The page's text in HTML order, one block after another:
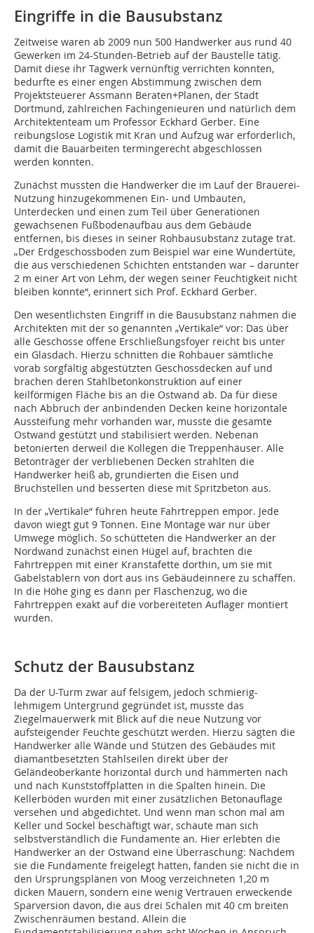
Eingriffe in die Bausubstanz
Zeitweise waren ab 2009 nun 500 Handwerker aus rund 40
Gewerken im 24-Stunden-Betrieb auf der Baustelle tätig.
Damit diese ihr Tagwerk vernünftig verrich­ten konnten,
bedurfte es einer engen Abstimmung zwischen dem
Projektsteuerer Assmann Be­raten+Planen, der Stadt
Dortmund, zahlreichen Fachingenieuren und natürlich dem
Architektenteam um Professor Eckhard Gerber. Eine
reibungslose Logistik mit Kran und Aufzug war erforderlich,
damit die Bauarbeiten termingerecht abgeschlossen
werden konnten.
Zunächst mussten die Handwerker die im Lauf der Brauerei-
Nutzung hinzugekommenen Ein- und Umbauten,
Unterdecken und einen zum Teil über Generationen
gewachsenen Fußbodenaufbau aus dem Gebäude
entfernen, bis dieses in seiner Rohbausubstanz zutage trat.
„Der Erdgeschossboden zum Beispiel war eine Wundertüte,
die aus verschiedenen Schichten entstanden war – darunter
2 m einer Art von Lehm, der wegen seiner Feuchtigkeit nicht
bleiben konnte“, erinnert sich Prof. Eckhard Gerber.
Den wesentlichsten Eingriff in die Bausubstanz nahmen die
Architekten mit der so genannten „Vertikale“ vor: Das über
alle Geschosse offene Erschließungsfoyer reicht bis unter
ein Glasdach. Hierzu schnitten die Rohbauer sämtliche
vorab sorgfältig abgestützten Geschossdecken auf und
brachen deren Stahlbetonkonstruktion auf einer
keilförmigen Fläche bis an die Ostwand ab. Da für diese
nach Abbruch der anbindenden Decken keine horizontale
Aussteifung mehr vorhanden war, musste die gesamte
Ostwand gestützt und stabilisiert werden. Nebenan
betonierten derweil die Kollegen die Treppenhäuser. Alle
Betonträger der verbliebenen Decken strahlten die
Handwerker heiß ab, grundierten die Eisen und
Bruchstellen und besserten diese mit Spritzbeton aus.
In der „Vertikale“ führen heute Fahrtreppen empor. Jede
davon wiegt gut 9 Tonnen. Eine Montage war nur über
Umwege möglich. So schütteten die Handwerker an der
Nordwand zunächst einen Hügel auf, brachten die
Fahrtreppen mit einer Kranstafette dorthin, um sie mit
Gabelstablern von dort aus ins Gebäudeinnere zu schaffen.
In die Höhe ging es dann per Flaschenzug, wo die
Fahrtreppen exakt auf die vorbereiteten Auflager montiert
wurden.
Schutz der Bausubstanz
Da der U-Turm zwar auf felsigem, jedoch schmierig-
lehmigem Untergrund gegründet ist, musste das
Ziegelmauerwerk mit Blick auf die neue Nutzung vor
aufsteigender Feuchte geschützt werden. Hierzu sägten die
Handwerker alle Wände und Stützen des Gebäudes mit
diamantbesetzten Stahlseilen direkt über der
Geländeoberkante horizontal durch und hämmerten nach
und nach Kunststoffplatten in die Spalten hinein. Die
Kellerböden wurden mit einer zusätzlichen Betonauflage
versehen und abgedichtet. Und wenn man schon mal am
Keller und Sockel beschäftigt war, schaute man sich
selbstverständlich die Fundamente an. Hier erlebten die
Handwerker an der Ostwand eine Überraschung: Nachdem
sie die Fundamente freigelegt hatten, fanden sie nicht die in
den Ursprungsplänen von Moog verzeichneten 1,20 m
dicken Mauern, sondern eine wenig Vertrauen erweckende
Sparversion davon, die aus drei Schalen mit 40 cm breiten
Zwischenräumen bestand. Allein die